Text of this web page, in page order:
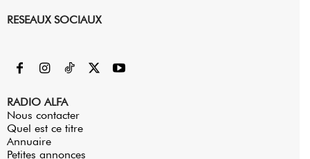
RESEAUX SOCIAUX
RADIO ALFA
Nous contacter
Quel est ce titre
Annuaire
Petites annonces